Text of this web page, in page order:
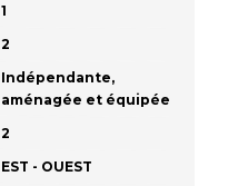
1
2
Indépendante,
aménagée et équipée
2
EST - OUEST